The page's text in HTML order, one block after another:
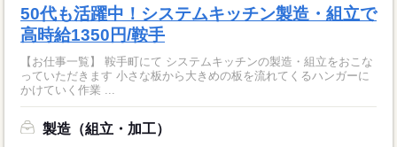
50代も活躍中！システムキッチン製造・組立で
高時給1350円/鞍手
【お仕事一覧】 鞍手町にて システムキッチンの製造・組立をおこな
っていただきます 小さな板から大きめの板を流れてくるハンガーに
かけていく作業 ...
製造（組立・加工）